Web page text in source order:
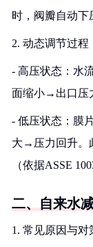
时，阀瓣自动下
2. 动态调节过程
- 高压状态：水
面缩小→出口压
- 低压状态：膜
大→压力回升。
（依据ASSE
二、自来水
1. 常见原因与对